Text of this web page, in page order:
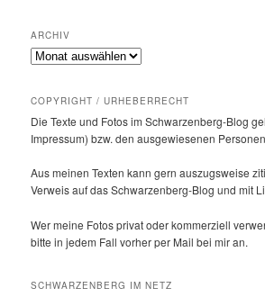
ARCHIV
Archiv
COPYRIGHT / URHEBERRECHT
Die Texte und Fotos im Schwarzenberg-Blog
Impressum) bzw. den ausge­wie­senen
Aus meinen Texten kann gern auszugs­weise
Verweis auf das Schwarzenberg-Blog und mit
Wer meine Fotos privat oder kommer­ziell
bitte in jedem Fall vorher per Mail bei mir an.
SCHWARZENBERG IM NETZ